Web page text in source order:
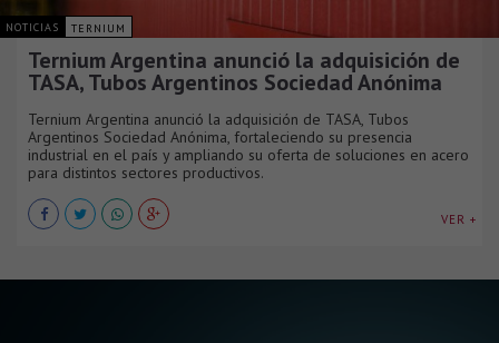
NOTICIAS TERNIUM
Ternium Argentina anunció la adquisición de
TASA, Tubos Argentinos Sociedad Anónima
Ternium Argentina anunció la adquisición de TASA, Tubos
Argentinos Sociedad Anónima, fortaleciendo su presencia
industrial en el país y ampliando su oferta de soluciones en acero
para distintos sectores productivos.
VER +